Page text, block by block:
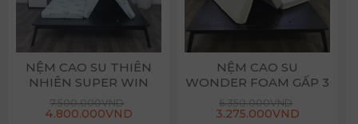
NỆM CAO SU THIÊN
NHIÊN SUPER WIN
7.500.000VND
4.800.000VND
NỆM CAO SU
WONDER FOAM GẤP 3
6.350.000VND
3.275.000VND